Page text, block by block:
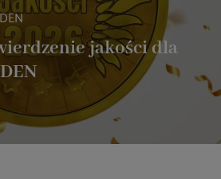
jakości dla